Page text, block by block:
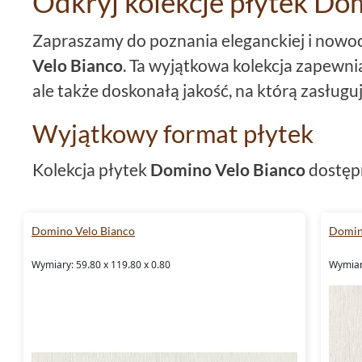
Zapraszamy do poznania eleganckiej i
Velo Bianco. Ta wyjątkowa kolekcja
ale także doskonałą jakość, na którą
Wyjątkowy format płytek
Kolekcja płytek Domino Velo Bianco
Mrozoodporność i
oznacza, że są one odporne na skrajne
Domino Velo Bianco
Wymiary: 59.80 x 119.80 x 0.80